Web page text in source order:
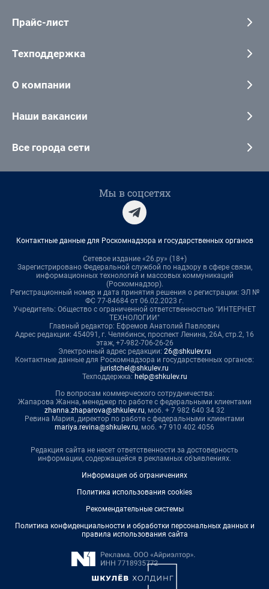
Прайс-лист
Техподдержка
О компании
Наши вакансии
Все города сети
Мы в соцсетях
Контактные данные для Роскомнадзора и государственных органов
Сетевое издание «26.ру» (18+)
Зарегистрировано Федеральной службой по надзору в сфере связи,
информационных технологий и массовых коммуникаций
(Роскомнадзор).
Регистрационный номер и дата принятия решения о регистрации: ЭЛ №
ФС 77-84684 от 06.02.2023 г.
Учредитель: Общество с ограниченной ответственностью "ИНТЕРНЕТ
ТЕХНОЛОГИИ"
Главный редактор: Ефремов Анатолий Павлович
Адрес редакции: 454091, г. Челябинск, проспект Ленина, 26А, стр.2, 16
этаж, +7-982-706-26-26
Электронный адрес редакции: 26@shkulev.ru
Контактные данные для Роскомнадзора и государственных органов:
juristchel@shkulev.ru
Техподдержка: help@shkulev.ru
По вопросам коммерческого сотрудничества:
Жапарова Жанна, менеджер по работе с федеральными клиентами
zhanna.zhaparova@shkulev.ru, моб. + 7 982 640 34 32
Ревина Мария, директор по работе с федеральными клиентами
mariya.revina@shkulev.ru, моб. +7 910 402 4056
Редакция сайта не несет ответственности за достоверность
информации, содержащейся в рекламных объявлениях.
Информация об ограничениях
Политика использования cookies
Рекомендательные системы
Политика конфиденциальности и обработки персональных данных и
правила использования сайта